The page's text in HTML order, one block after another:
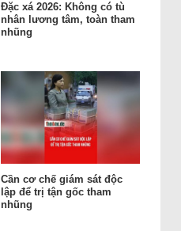
Đặc xá 2026: Không có tù
nhân lương tâm, toàn tham
nhũng
Cần cơ chế giám sát độc
lập để trị tận gốc tham
nhũng